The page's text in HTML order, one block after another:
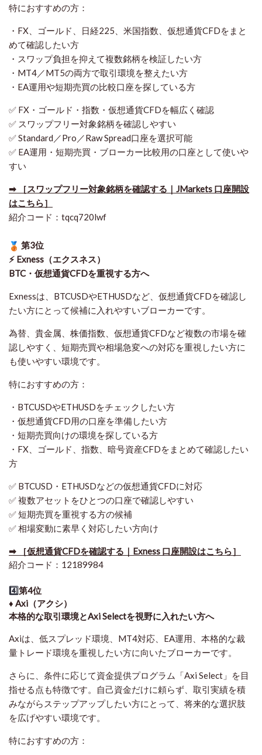
特におすすめの方：
・FX、ゴールド、日経225、米国指数、仮想通貨CFDをまと
めて確認したい方
・スワップ負担を抑えて複数銘柄を検証したい方
・MT4／MT5の両方で取引環境を整えたい方
・EA運用や短期売買の比較口座を探している方
✅ FX・ゴールド・指数・仮想通貨CFDを幅広く確認
✅ スワップフリー対象銘柄を確認しやすい
✅ Standard／Pro／Raw Spread口座を選択可能
✅ EA運用・短期売買・ブローカー比較用の口座として使いや
すい
➡ ［スワップフリー対象銘柄を確認する｜JMarkets 口座開設
はこちら］
紹介コード：tqcq720lwf
第3位
⚡ Exness（エクスネス）
BTC・仮想通貨CFDを重視する方へ
Exnessは、BTCUSDやETHUSDなど、仮想通貨CFDを確認し
たい方にとって候補に入れやすいブローカーです。
為替、貴金属、株価指数、仮想通貨CFDなど複数の市場を確
認しやすく、短期売買や相場急変への対応を重視したい方に
も使いやすい環境です。
特におすすめの方：
・BTCUSDやETHUSDをチェックしたい方
・仮想通貨CFD用の口座を準備したい方
・短期売買向けの環境を探している方
・FX、ゴールド、指数、暗号資産CFDをまとめて確認したい
方
✅ BTCUSD・ETHUSDなどの仮想通貨CFDに対応
✅ 複数アセットをひとつの口座で確認しやすい
✅ 短期売買を重視する方の候補
✅ 相場変動に素早く対応したい方向け
➡ ［仮想通貨CFDを確認する｜Exness 口座開設はこちら］
紹介コード：12189984
4️⃣第4位
♦️ Axi（アクシ）
本格的な取引環境とAxi Selectを視野に入れたい方へ
Axiは、低スプレッド環境、MT4対応、EA運用、本格的な裁
量トレード環境を重視したい方に向いたブローカーです。
さらに、条件に応じて資金提供プログラム「Axi Select」を目
指せる点も特徴です。自己資金だけに頼らず、取引実績を積
みながらステップアップしたい方にとって、将来的な選択肢
を広げやすい環境です。
特におすすめの方：